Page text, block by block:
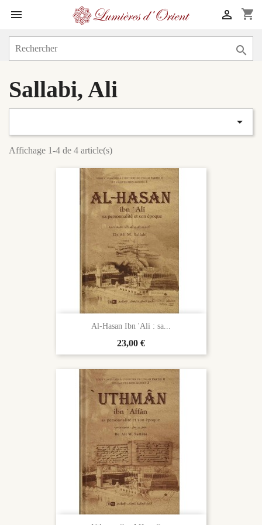
 shopping_cart


Sallabi, Ali

Affichage 1-4 de 4 article(s)
Al-Hasan Ibn 'Ali : sa...
Prix
23,00 €